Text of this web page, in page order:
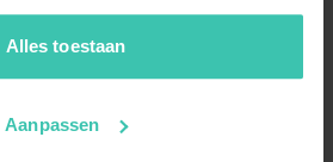
diensten. Zo zorgen we ervoor dat
soepel en op maat verloopt!
Alles toestaan
Aanpassen